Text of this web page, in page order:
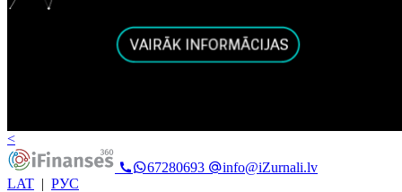
<
67280693
info@iZurnali.lv
LAT | РУС